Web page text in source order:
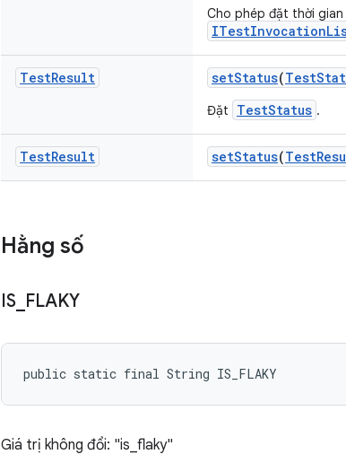
Cho phép đặt thời
TestResult setStatus(Test
Đặt TestStatus .
TestResult setStatus(Test
Hằng số
IS FLAKY
public static final String IS_FLAKY
Giá trị không đổi: "is_flaky"